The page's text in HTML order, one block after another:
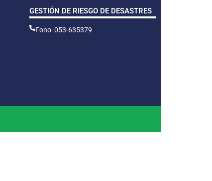
GESTIÓN DE RIESGO DE DESASTRES
Fono: 053-635379